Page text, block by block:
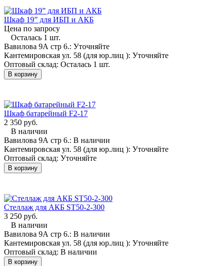
Шкаф 19” для ИБП и АКБ
Цена по запросу
Осталась 1 шт.
Вавилова 9А стр 6.: Уточняйте
Кантемировская ул. 58 (для юр.лиц ): Уточняйте
Оптовый склад: Осталась 1 шт.
В корзину
Шкаф батарейный F2-17
2 350 руб.
В наличии
Вавилова 9А стр 6.: В наличии
Кантемировская ул. 58 (для юр.лиц ): Уточняйте
Оптовый склад: Уточняйте
В корзину
Стеллаж для АКБ ST50-2-300
3 250 руб.
В наличии
Вавилова 9А стр 6.: В наличии
Кантемировская ул. 58 (для юр.лиц ): Уточняйте
Оптовый склад: В наличии
В корзину